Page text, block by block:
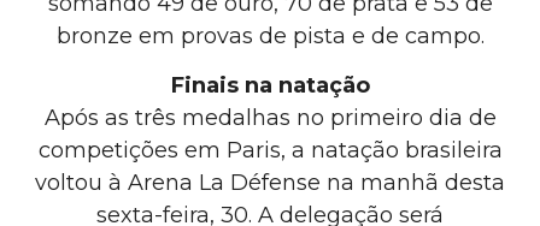
bronze em provas de pista e de campo.
Finais na natação
Após as três medalhas no primeiro dia de
competições em Paris, a natação brasileira
voltou à Arena La Défense na manhã desta
sexta-feira, 30. A delegação será